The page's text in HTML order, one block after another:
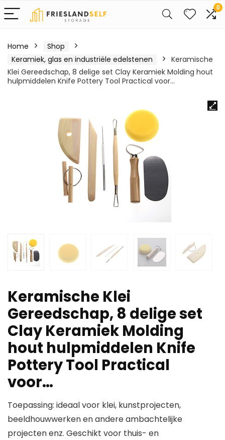
0
Home
Shop
Keramiek, glas en industriële edelstenen
Keramische
Klei Gereedschap, 8 delige set Clay Keramiek Molding hout
hulpmiddelen Knife Pottery Tool Practical voor…
Keramische Klei
Gereedschap, 8 delige set
Clay Keramiek Molding
hout hulpmiddelen Knife
Pottery Tool Practical
voor…
Toepassing: ideaal voor klei, kunstprojecten,
beeldhouwwerken en andere ambachtelijke
projecten enz. Geschikt voor thuis- en